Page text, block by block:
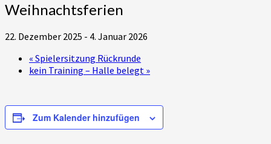
Weihnachtsferien
22. Dezember 2025 - 4. Januar 2026
« Spielersitzung Rückrunde
kein Training – Halle belegt »
Zum Kalender hinzufügen